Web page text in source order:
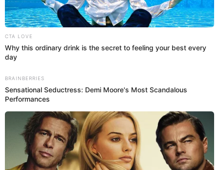
27 Jun 2022 | 15:48 h
André Carrillo salió campeón en Arabia con el Al-
Hilal de Ramón Díaz: 18 títulos y tercero
consecutivo
Con la presencia de André Carrillo como titular, Al Hilal venció a Al